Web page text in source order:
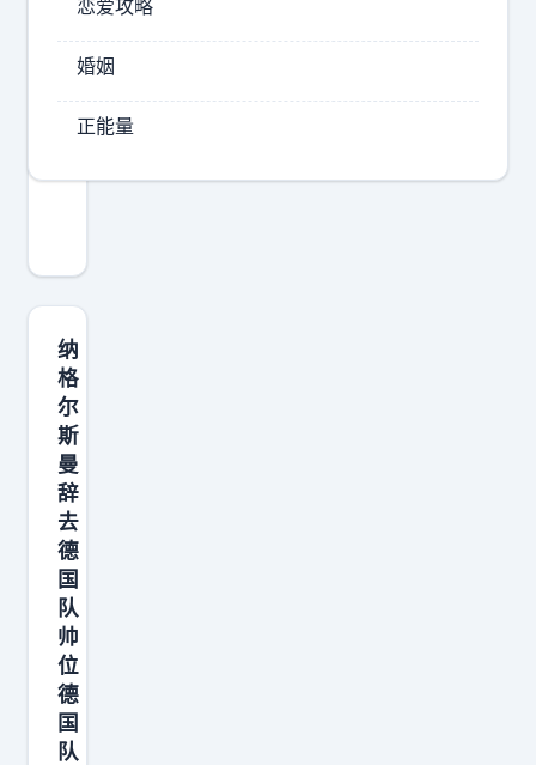
2026-
03
4
莫
德
里
奇
告
别
世
界
杯
终
场
哨
响
，
魔
纳
格
尔
斯
曼
辞
去
德
国
队
帅
位
德
国
队
恋爱攻略
婚姻
正能量